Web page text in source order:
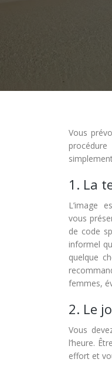
Vous
1. La
L’image
vous
de code
informel
quelque
femmes,
2. Le
Vous
l’heure.
effort et